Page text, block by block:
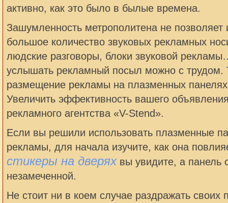
активно, как это было в былые времена.
Зашумленность метрополитена не позволяет
большое количество звуковых рекламных
людские разговоры, блоки звуковой
услышать рекламный посыл можно с трудом.
размещение рекламы на плазменных панелях
Увеличить эффективность вашего
рекламного агентства «V-Stend».
Если вы решили использовать плазменные
рекламы, для начала изучите, как она
стикеры на дверяхвы увидите, а панель
незамеченной.
Не стоит ни в коем случае раздражать своих